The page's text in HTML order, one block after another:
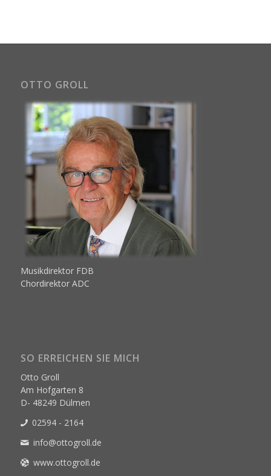
OTTO GROLL
Musikdirektor FDB
Chordirektor ADC
SO ERREICHEN SIE MICH
Otto Groll
Am Hofgarten 8
D- 48249 Dülmen
02594 - 2164
info@ottogroll.de
www.ottogroll.de